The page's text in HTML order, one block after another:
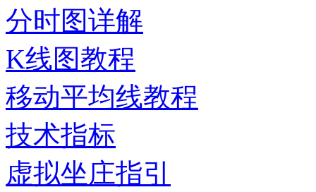
分时图详解
K线图教程
移动平均线教程
技术指标
虚拟坐庄指引